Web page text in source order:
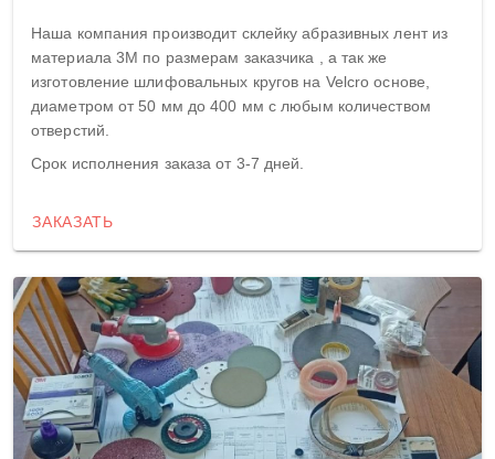
Наша компания производит склейку абразивных лент из
материала 3М по размерам заказчика , а так же
изготовление шлифовальных кругов на Velcro основе,
диаметром от 50 мм до 400 мм с любым количеством
отверстий.
Срок исполнения заказа от 3-7 дней.
ЗАКАЗАТЬ